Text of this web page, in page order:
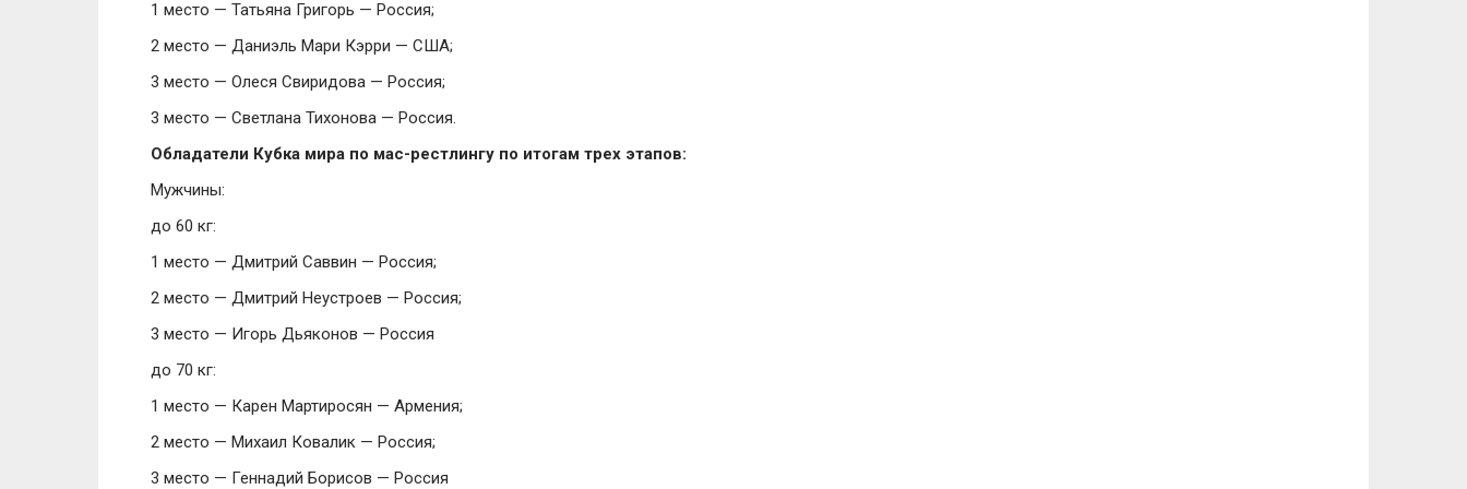
1 место — Татьяна Григорь — Россия;
2 место — Даниэль Мари Кэрри — США;
3 место — Олеся Свиридова — Россия;
3 место — Светлана Тихонова — Россия.
Обладатели Кубка мира по мас-рестлингу по итогам трех этапов:
Мужчины:
до 60 кг:
1 место — Дмитрий Саввин — Россия;
2 место — Дмитрий Неустроев — Россия;
3 место — Игорь Дьяконов — Россия
до 70 кг:
1 место — Карен Мартиросян — Армения;
2 место — Михаил Ковалик — Россия;
3 место — Геннадий Борисов — Россия